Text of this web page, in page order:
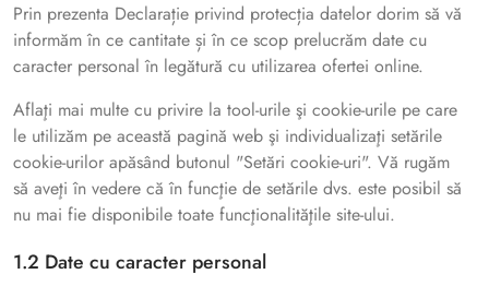
Prin prezenta Declarație privind protecția datelor dorim să vă
informăm în ce cantitate și în ce scop prelucrăm date cu
caracter personal în legătură cu utilizarea ofertei online.
Aflaţi mai multe cu privire la tool-urile şi cookie-urile pe care
le utilizăm pe această pagină web şi individualizaţi setările
cookie-urilor apăsând butonul "Setări cookie-uri". Vă rugăm
să aveţi în vedere că în funcţie de setările dvs. este posibil să
nu mai fie disponibile toate funcţionalităţile site-ului.
1.2 Date cu caracter personal